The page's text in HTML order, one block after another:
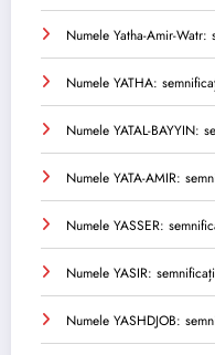
Numele Yatha-Amir-
Numele YATHA:
Numele YATAL-BAYYIN:
Numele YATA-AMIR:
Numele YASSER:
Numele YASIR:
Numele YASHDJOB: